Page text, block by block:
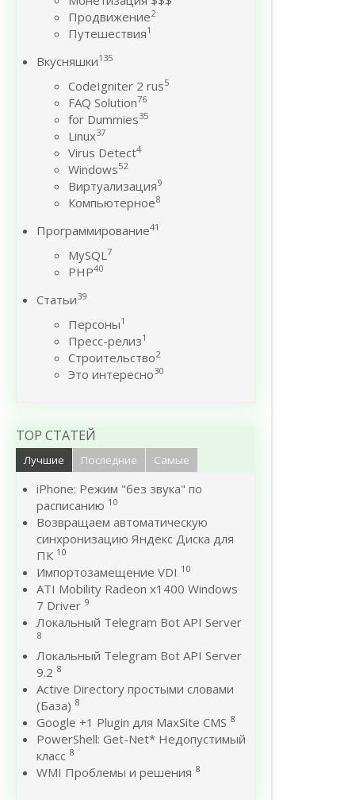
Продвижение2
Путешествия1
Вкусняшки135
CodeIgniter 2 rus5
FAQ Solution76
for Dummies35
Linux37
Virus Detect4
Windows52
Виртуализация9
Компьютерное8
Программирование41
MySQL7
PHP40
Статьи39
Персоны1
Пресс-релиз1
Строительство2
Это интересно30
TOP СТАТЕЙ
Лучшие Последние Самые
iPhone: Режим "без звука" по
расписанию 10
Возвращаем автоматическую
синхронизацию Яндекс Диска для
ПК 10
Импортозамещение VDI 10
ATI Mobility Radeon x1400 Windows
7 Driver 9
Локальный Telegram Bot API Server
8
Локальный Telegram Bot API Server
9.2 8
Active Directory простыми словами
(База) 8
Google +1 Plugin для MaxSite CMS 8
PowerShell: Get-Net* Недопустимый
класс 8
WMI Проблемы и решения 8